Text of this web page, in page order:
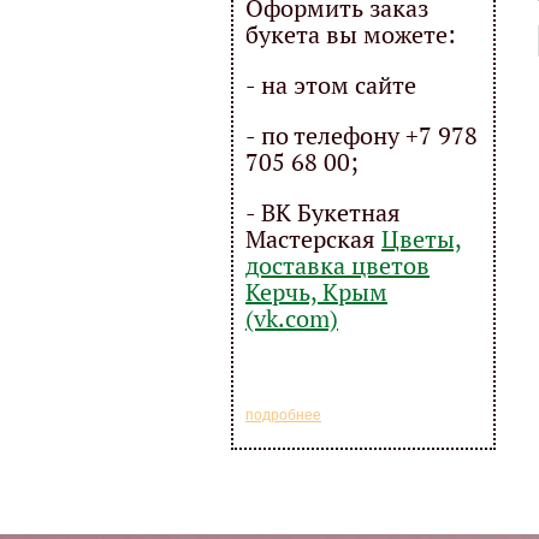
Оформить заказ
букета вы можете:
- на этом сайте
- по телефону +7 978
705 68 00;
- ВК Букетная
Мастерская Цветы,
доставка цветов
Керчь, Крым
(vk.com)
подробнее